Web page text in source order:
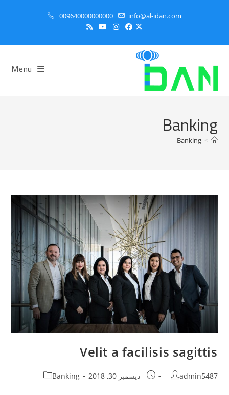
009640000000000 info@al-idan.com
Menu
Banking
>
Banking
Velit a facilisis sagittis
Post
admin5487
Post
ديسمبر 30, 2018
Post
Banking